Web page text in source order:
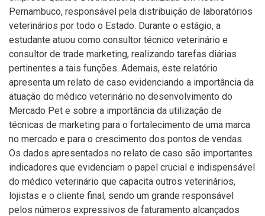
Pernambuco, responsável pela distribuição de laboratórios
veterinários por todo o Estado. Durante o estágio, a
estudante atuou como consultor técnico veterinário e
consultor de trade marketing, realizando tarefas diárias
pertinentes a tais funções. Ademais, este relatório
apresenta um relato de caso evidenciando a importância da
atuação do médico veterinário no desenvolvimento do
Mercado Pet e sobre a importância da utilização de
técnicas de marketing para o fortalecimento de uma marca
no mercado e para o crescimento dos pontos de vendas.
Os dados apresentados no relato de caso são importantes
indicadores que evidenciam o papel crucial e indispensável
do médico veterinário que capacita outros veterinários,
lojistas e o cliente final, sendo um grande responsável
pelos números expressivos de faturamento alcançados